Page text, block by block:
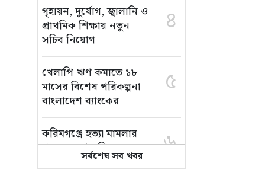
গৃহায়ন, দুর্যোগ, জ্বালানি ও
প্রাথমিক শিক্ষায় নতুন
সচিব নিয়োগ
৪
খেলাপি ঋণ কমাতে ১৮
মাসের বিশেষ পরিকল্পনা
বাংলাদেশ ব্যাংকের
৫
করিমগঞ্জে হত্যা মামলার
পলাতক আসামি
নারায়ণগঞ্জ থেকে র‌্যাবের
৬
সর্বশেষ সব খবর